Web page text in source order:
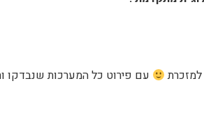
עם פירוט כל המערכות שנבדקו